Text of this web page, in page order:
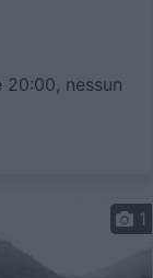
nessun
1